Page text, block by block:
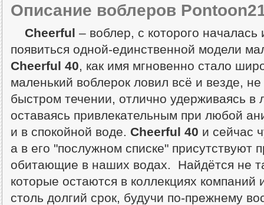
Описание воблеров
Cheerful – воблер, с которого началась
появиться одной-единственной модели
Cheerful 40 , как имя мгновенно стало
маленький воблерок ловил всё и везде,
быстром течении, отлично удерживаясь в
оставаясь привлекательным при любой
и в спокойной воде. Cheerful 40 и сейчас
а в его "послужном списке" присутствуют
обитающие в наших водах. Найдётся не
которые остаются в коллекциях компаний
столь долгий срок, будучи по-прежнему